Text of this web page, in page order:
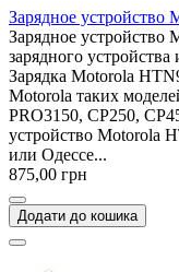
Зарядное устройство
Зарядное устройство
зарядного устройства
Зарядка Motorola
Motorola таких
PRO3150, CP250,
устройство Motorola
или Одессе...
875,00 грн
Додати до кошика